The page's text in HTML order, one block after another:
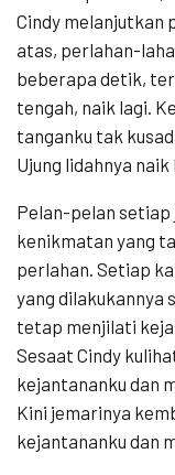
Cindy melanjutkan
atas, perlahan-
beberapa detik,
tengah, naik lagi.
tanganku tak
Ujung lidahnya
Pelan-pelan
kenikmatan yang
perlahan. Setiap
yang dilakukannya
tetap menjilati
Sesaat Cindy
kejantananku dan
Kini jemarinya
kejantananku dan